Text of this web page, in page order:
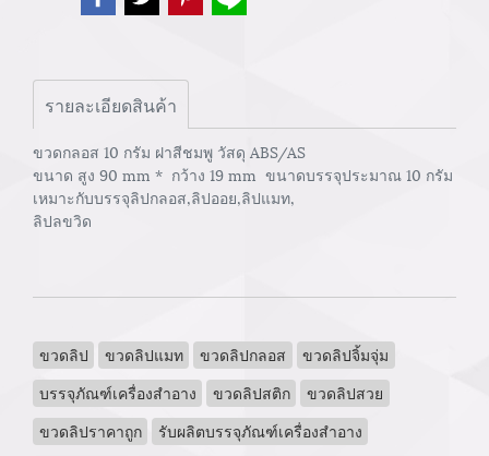
รายละเอียดสินค้า
ขวดกลอส 10 กรัม ฝาสีชมพู วัสดุ ABS/AS
ขนาด สูง 90 mm * กว้าง 19 mm ขนาดบรรจุประมาณ 10 กรัม
เหมาะกับบรรจุลิปกลอส,ลิปออย,ลิปแมท,
ลิปลขวิด
ขวดลิป ขวดลิปแมท ขวดลิปกลอส
ขวดลิปจิ้มจุ่ม
บรรจุภัณฑ์เครื่องสำอาง
ขวดลิปสติก
ขวดลิปสวย
ขวดลิปราคาถูก
รับผลิตบรรจุภัณฑ์เครื่องสำอาง